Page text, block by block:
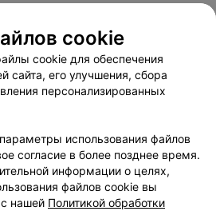
соглашение
Способы оплаты
Партнеры
руководителю 103.by
персональных данных
cookie
cookie для обеспечения
сайта, его улучшения, сбора
персонализированных
использования файлов
согласие в более позднее время.
информации о целях,
файлов cookie вы
нашей Политикой обработки